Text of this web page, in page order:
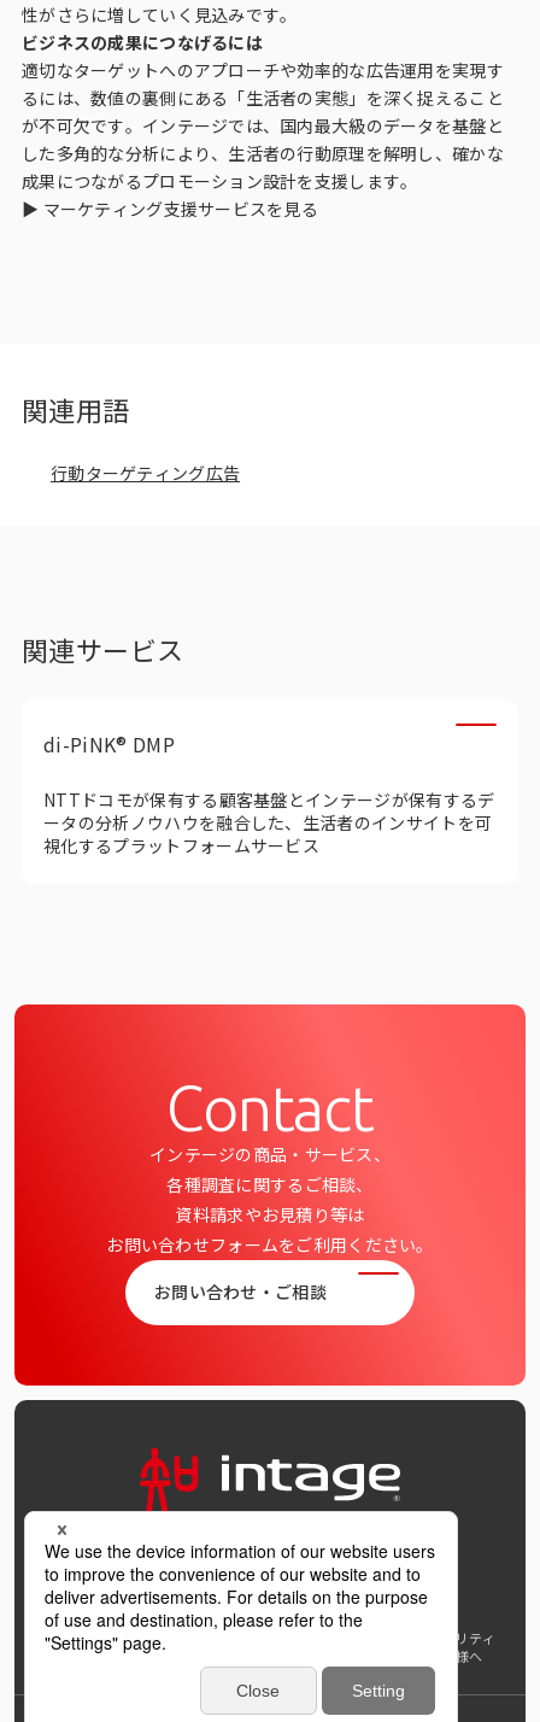
性がさらに増していく見込みです。
ビジネスの成果につなげるには
適切なターゲットへのアプローチや効率的な広告運用を実現す
るには、数値の裏側にある「生活者の実態」を深く捉えること
が不可欠です。インテージでは、国内最大級のデータを基盤と
した多角的な分析により、生活者の行動原理を解明し、確かな
成果につながるプロモーション設計を支援します。
▶ マーケティング支援サービスを見る
関連用語
行動ターゲティング広告
関連サービス
di-PiNK® DMP
NTTドコモが保有する顧客基盤とインテージが保有するデ
ータの分析ノウハウ​を融合​した、生活者のインサイトを可
視化するプラットフォームサービス
Contact
インテージの商品・サービス、
各種調査に関するご相談、
資料請求やお見積り等は
お問い合わせフォームをご利用ください。
お問い合わせ・ご相談
個人情報保護方針および個人情報の取扱いについて
ウェブアクセシビリティ
AI利活用指針著作権・サイトリンク
報道機関の皆様へ
学び支援プロジェクトインテージホールディングス
Back to Top